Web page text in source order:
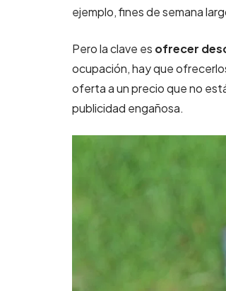
ejemplo, fines de semana
Pero la clave es ofrecer
ocupación, hay que
oferta a un precio que no
publicidad engañosa.